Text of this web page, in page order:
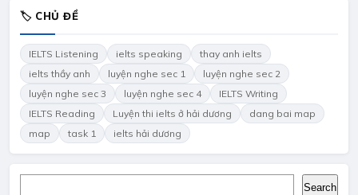
🏷 CHỦ ĐỀ
IELTS Listening ielts speaking
thay anh ielts
ielts thầy anh
luyện nghe sec 1
luyện nghe sec 2
luyện nghe sec 3
luyện nghe sec 4
IELTS Writing
IELTS Reading
Luyện thi ielts ở hải dương
dang bai map
map
task 1 ielts hải dương
Search